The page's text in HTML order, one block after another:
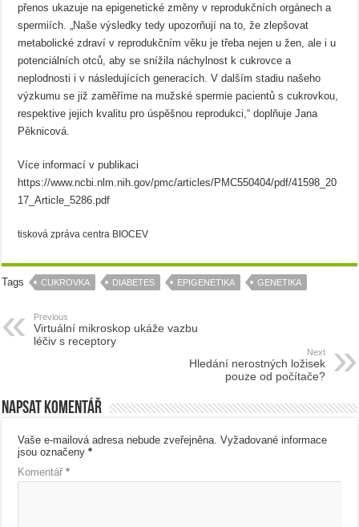
přenos ukazuje na epigenetické změny v reprodukčních orgánech a
spermiích. „Naše výsledky tedy upozorňují na to, že zlepšovat
metabolické zdraví v reprodukčním věku je třeba nejen u žen, ale i u
potenciálních otců, aby se snížila náchylnost k cukrovce a
neplodnosti i v následujících generacích. V dalším stadiu našeho
výzkumu se již zaměříme na mužské spermie pacientů s cukrovkou,
respektive jejich kvalitu pro úspěšnou reprodukci,“ doplňuje Jana
Pěknicová.
Více informací v publikaci
https://www.ncbi.nlm.nih.gov/pmc/articles/PMC550404/pdf/41598_20
17_Article_5286.pdf
tisková zpráva centra BIOCEV
Tags CUKROVKA DIABETES EPIGENETIKA GENETIKA
Previous
Virtuální mikroskop ukáže vazbu
léčiv s receptory
Next
Hledání nerostných ložisek
pouze od počítače?
Napsat komentář
Vaše e-mailová adresa nebude zveřejněna. Vyžadované informace
jsou označeny*
Komentář*